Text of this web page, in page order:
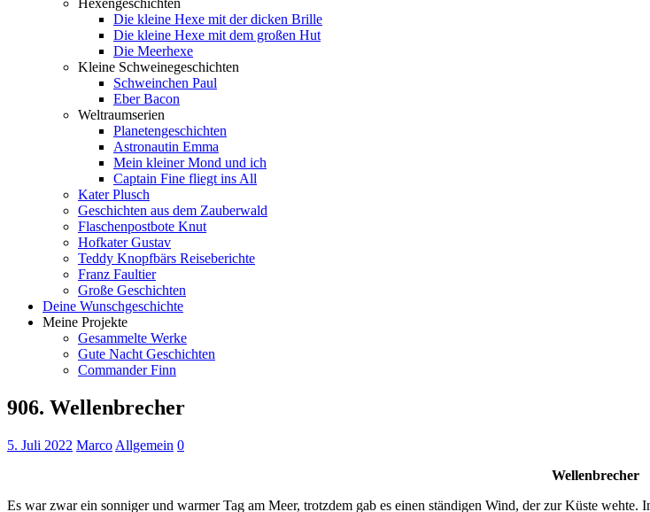
Hexengeschichten
Die kleine Hexe mit der dicken Brille
Die kleine Hexe mit dem großen Hut
Die Meerhexe
Kleine Schweinegeschichten
Schweinchen Paul
Eber Bacon
Weltraumserien
Planetengeschichten
Astronautin Emma
Mein kleiner Mond und ich
Captain Fine fliegt ins All
Kater Plusch
Geschichten aus dem Zauberwald
Flaschenpostbote Knut
Hofkater Gustav
Teddy Knopfbärs Reiseberichte
Franz Faultier
Große Geschichten
Deine Wunschgeschichte
Meine Projekte
Gesammelte Werke
Gute Nacht Geschichten
Commander Finn
906. Wellenbrecher
5. Juli 2022 Marco Allgemein 0
Wellenbrecher
Es war zwar ein sonniger und warmer Tag am Meer, trotzdem gab es einen ständigen Wind, der zur Küste